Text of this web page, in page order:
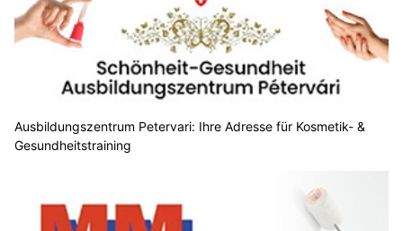
Ausbildungszentrum Petervari: Ihre Adresse für Kosmetik- &
Gesundheitstraining